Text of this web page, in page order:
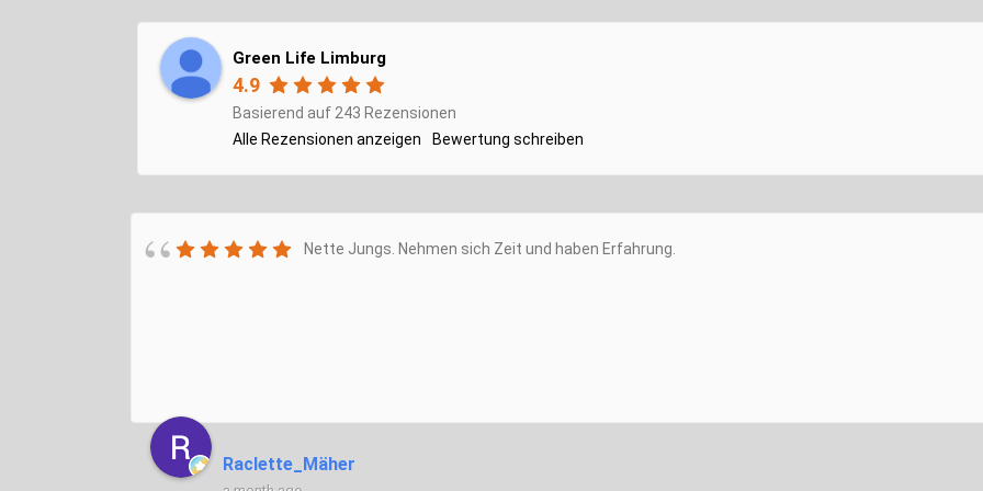
Green Life Limburg
4.9
Basierend auf 243 Rezensionen
Alle Rezensionen anzeigen
Bewertung schreiben
Nette Jungs. Nehmen sich Zeit und haben Erfahrung.
Raclette_Mäher